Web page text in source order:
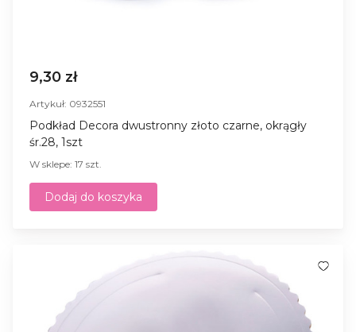
9,30 zł
Artykuł: 0932551
Podkład Decora dwustronny złoto czarne, okrągły
śr.28, 1szt
W sklepe: 17 szt.
Dodaj do koszyka